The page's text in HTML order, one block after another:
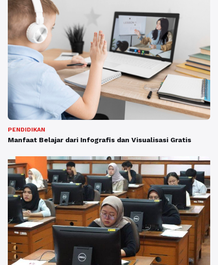
PENDIDIKAN
Manfaat Belajar dari Infografis dan Visualisasi Gratis